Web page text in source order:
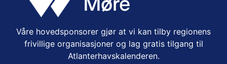
Våre hovedsponsorer gjør at vi kan tilby regionens
frivillige organisasjoner og lag gratis tilgang til
Atlanterhavskalenderen.